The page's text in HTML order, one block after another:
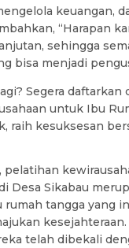
keuangan,
“Harapan
sehingga
bisa menjadi
Segera daftarkan
untuk Ibu
raih kesuksesan
pelatihan
Desa Sikabau
rumah tangga yang
kesejahteraan.
telah dibekali